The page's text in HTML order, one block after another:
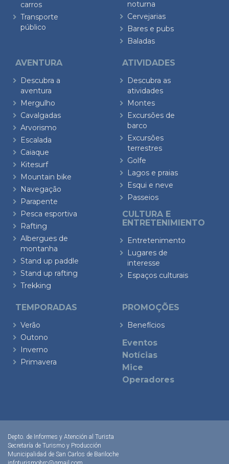
carros
Transporte
público
noturna
Cervejarias
Bares e pubs
Baladas
AVENTURA
Descubra a
aventura
Mergulho
Cavalgadas
Arvorismo
Escalada
Caiaque
Kitesurf
Mountain bike
Navegação
Parapente
Pesca esportiva
Rafting
Albergues de
montanha
Stand up paddle
Stand up rafting
Trekking
ATIVIDADES
Descubra as
atividades
Montes
Excursões de
barco
Excursões
terrestres
Golfe
Lagos e praias
Esqui e neve
Passeios
CULTURA E
ENTRETENIMIENTO
Entretenimento
Lugares de
interesse
Espaços culturais
TEMPORADAS
Verão
Outono
Inverno
Primavera
PROMOÇÕES
Benefícios
Eventos
Notícias
Mice
Operadores
Depto. de Informes y Atención al Turista
Secretaría de Turismo y Producción
Municipalidad de San Carlos de Bariloche